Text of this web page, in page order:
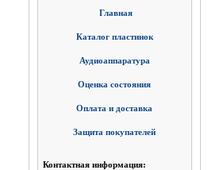
Главная
Каталог пластинок
Аудиоаппаратура
Оценка состояния
Оплата и доставка
Защита покупателей
Контактная информация: